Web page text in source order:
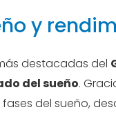
y
destacadas del
del sueño.
del sueño,